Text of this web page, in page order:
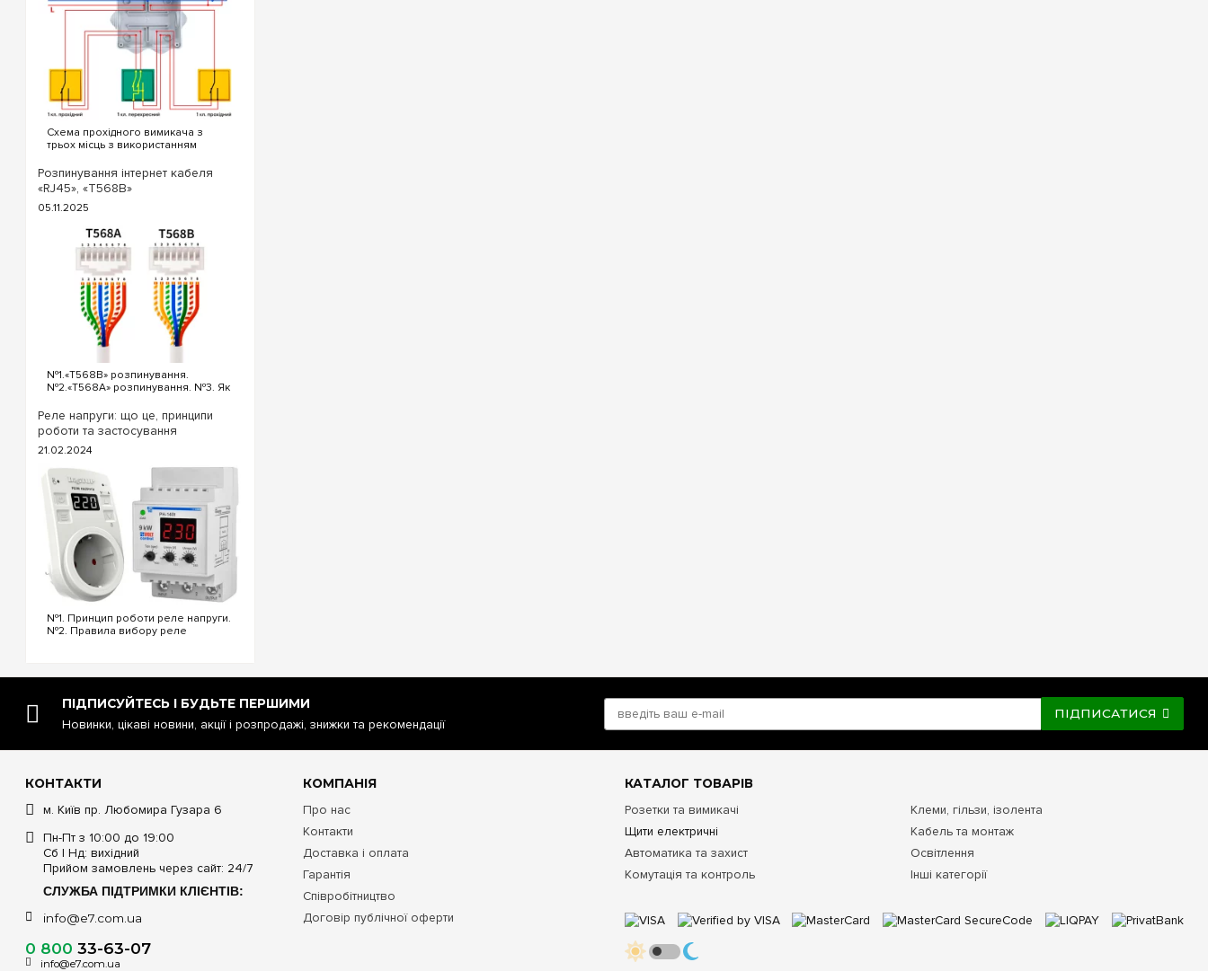
Схема прохідного вимикача з
трьох місць з використанням
вимикача. Для реалізації схеми
прохідних вимикачів з трьох точок
будуть потрібні наступні вимикачі:
Два од...
Розпинування інтернет кабеля
«RJ45», «T568B»
05.11.2025
№1.«T568B» розпинування.
№2.«T568A» розпинування. №3. Як
«T568B» розпинування інтернет
кабелю Порядок проводів схеми
«T568B»: «T568B» 1...
Реле напруги: що це, принципи
роботи та застосування
21.02.2024
№1. Принцип роботи реле напруги.
№2. Правила вибору реле
Fi. №5. Реле напруги чи
стабілізатор: що ...
ПІДПИСУЙТЕСЬ І БУДЬТЕ ПЕРШИМИ
Новинки, цікаві новини, акції і розпродажі, знижки та рекомендації
ПІДПИСАТИСЯ
КОНТАКТИ
м. Київ пр. Любомира Гузара 6
Пн-Пт з 10:00 до 19:00
Сб | Нд: вихідний
Прийом замовлень через сайт: 24/7
СЛУЖБА ПІДТРИМКИ КЛІЄНТІВ:
info@e7.com.ua
0 800 33-63-07
info@e7.com.ua
КОМПАНІЯ
Про нас
Контакти
Доставка і оплата
Гарантія
Співробітництво
Договір публічної оферти
КАТАЛОГ ТОВАРІВ
Розетки та вимикачі
Щити електричні
Автоматика та захист
Комутація та контроль
Клеми, гільзи, ізолента
Кабель та монтаж
Освітлення
Інші категорії